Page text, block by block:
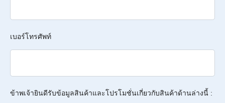
เบอร์โทรศัพท์
ข้าพเจ้ายินดีรับข้อมูลสินค้าและโปรโมชั่นเกี่ยวกับสินค้าด้านล่างนี้ :